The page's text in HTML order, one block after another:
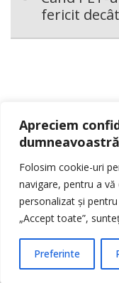
Apreciem
dumneavoastră
Folosim cookie-uri
navigare, pentru a
personalizat și
„Accept toate”,
Preferinte
fericit
© Reporter pur si simplu
uri
Nota de